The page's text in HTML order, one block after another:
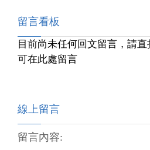
留言看板
目前尚未任何回文留言，請
可在此處留言
線上留言
留言內容: